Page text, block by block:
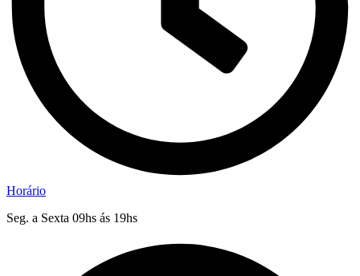
Horário
Seg. a Sexta 09hs ás 19hs